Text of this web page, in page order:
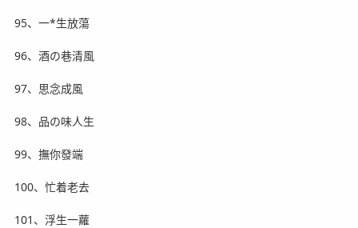
95、一*生放蕩
96、酒の巷清風
97、思念成風
98、品の味人生
99、撫你發端
100、忙着老去
101、浮生一蘿